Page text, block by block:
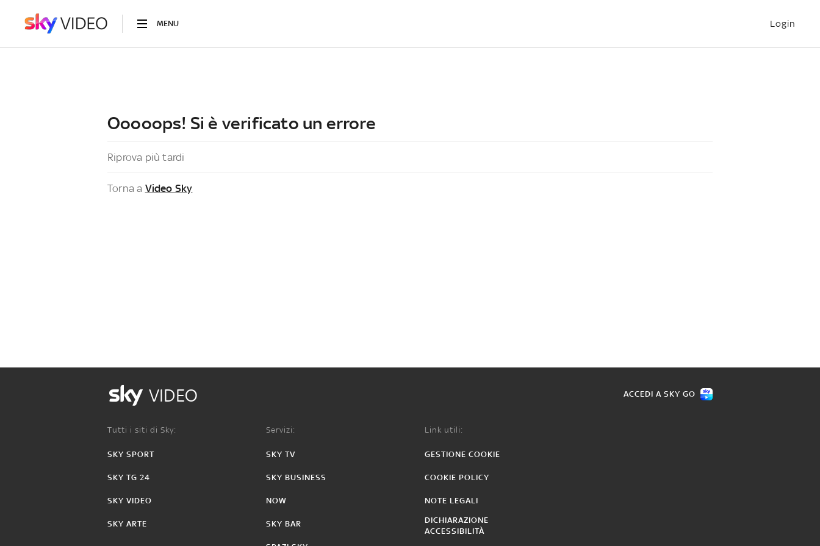
MENU Login
Ooooops! Si è verificato un errore
Riprova più tardi
Torna a Video Sky
VIDEO ACCEDI A SKY GO
Tutti i siti di Sky:
SKY SPORT
SKY TG 24
SKY VIDEO
SKY ARTE
Servizi:
SKY TV
SKY BUSINESS
NOW
SKY BAR
Link utili:
GESTIONE COOKIE
COOKIE POLICY
NOTE LEGALI
DICHIARAZIONE
ACCESSIBILITÀ